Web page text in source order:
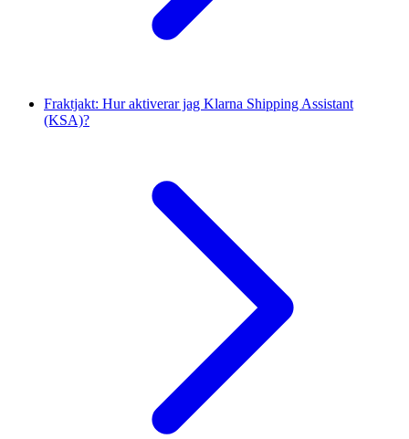
Fraktjakt: Hur aktiverar jag Klarna Shipping Assistant
(KSA)?